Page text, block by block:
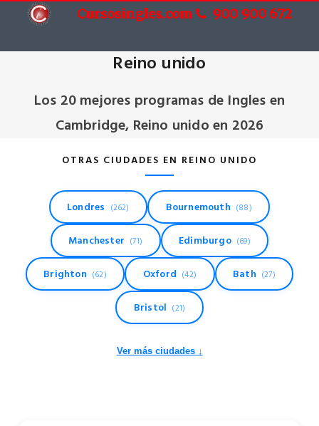
Cursosingles.com 900 900 672
Reino unido
Los 20 mejores programas de Ingles en
Cambridge, Reino unido en 2026
OTRAS CIUDADES EN REINO UNIDO
Londres (262) Bournemouth (88)
Manchester (71) Edimburgo (69)
Brighton (62) Oxford (42) Bath (27)
Bristol (21)
Ver más ciudades ↓